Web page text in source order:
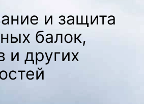
и защита
балок,
и других